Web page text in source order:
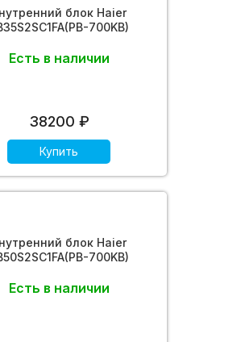
блок Haier
700KB)
Есть в наличии
38200 ₽
Купить
блок Haier
700KB)
Есть в наличии